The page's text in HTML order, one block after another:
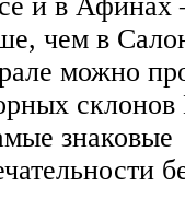
чем в
можно
склонов
знаковые